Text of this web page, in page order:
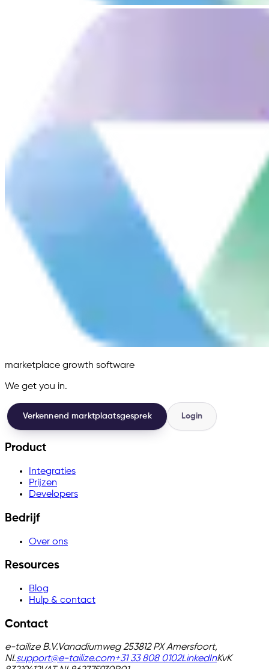
marketplace growth software
We get you in.
Verkennend marktplaatsgesprek Login
Product
Integraties
Prijzen
Developers
Bedrijf
Over ons
Resources
Blog
Hulp & contact
Contact
e-tailize B.V.Vanadiumweg 253812 PX Amersfoort,
NLsupport@e-tailize.com+31 33 808 0102LinkedInKvK